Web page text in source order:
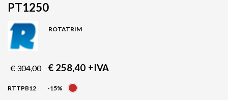
PT1250
ROTATRIM
€ 304,00 € 258,40 +IVA
RTTPB12 -15%